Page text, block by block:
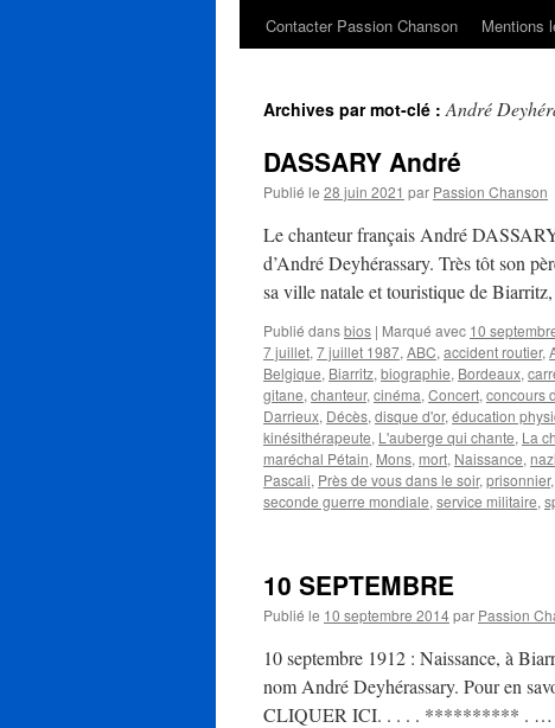
Contacter Passion Chanson
Mentions
Archives par mot-clé :André
DASSARY André
Publié le 28 juin 2021 par Passion Chanson
Le chanteur français André
d’André Deyhérassary. Très tôt son
sa ville natale et touristique de
Publié dansbios | Marqué avec 10
7 juillet, 7 juillet 1987, ABC, accident routier,
Belgique, Biarritz, biographie, Bordeaux,
gitane, chanteur, cinéma, Concert, concours
Darrieux, Décès, disque d'or, éducation
kinésithérapeute, L'auberge qui chante, La
maréchal Pétain, Mons, mort, Naissance,
Pascali, Près de vous dans le soir, prisonnier,
seconde guerre mondiale, service militaire,
10 SEPTEMBRE
Publié le 10 septembre 2014par Passion
10 septembre 1912 : Naissance, à
nom André Deyhérassary. Pour en
CLIQUER ICI. . . . . ********** . …